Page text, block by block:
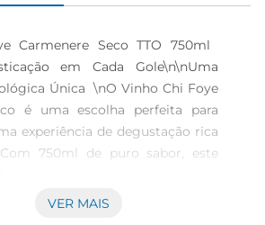
Carmenere Seco TTO 750ml
em Cada Gole\n\nUma
Única  \nO Vinho Chi Foye
é uma escolha perfeita para
experiência de degustação rica
750ml de puro sabor, este
para desfrutar em um jantar
VER MAIS